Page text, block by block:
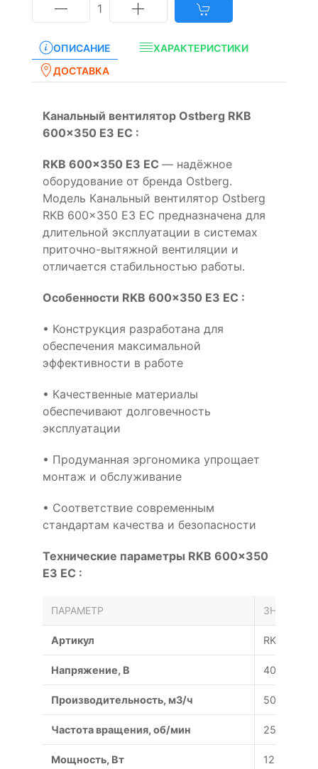
1
ОПИСАНИЕ
ХАРАКТЕРИСТИКИ
ДОСТАВКА
Канальный вентилятор Ostberg RKB
600x350 E3 EC :
RKB 600x350 E3 EC — надёжное
оборудование от бренда Ostberg.
Модель Канальный вентилятор Ostberg
RKB 600x350 E3 EC предназначена для
длительной эксплуатации в системах
приточно-вытяжной вентиляции и
отличается стабильностью работы.
Особенности RKB 600x350 E3 EC :
• Конструкция разработана для
обеспечения максимальной
эффективности в работе
• Качественные материалы
обеспечивают долговечность
эксплуатации
• Продуманная эргономика упрощает
монтаж и обслуживание
• Соответствие современным
стандартам качества и безопасности
Технические параметры RKB 600x350
E3 EC :
ПАРАМЕТР ЗНАЧЕНИЕ
Артикул RKB
Напряжение, В 400/50
Производительность, м3/ч 5040
Частота вращения, об/мин 2500
Мощность, Вт 1220